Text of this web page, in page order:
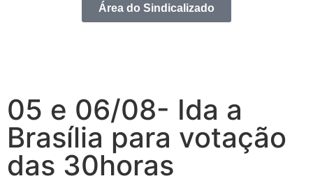
Área do Sindicalizado
05 e 06/08- Ida a
Brasília para votação
das 30horas